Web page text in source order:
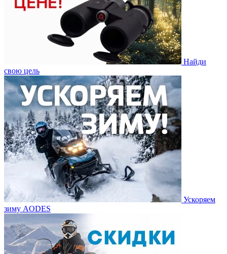
Найди
свою цель
Ускоряем
зиму AODES